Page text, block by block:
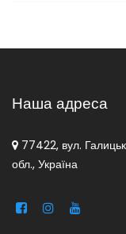
Наша адреса
77422, вул.
обл., Україна